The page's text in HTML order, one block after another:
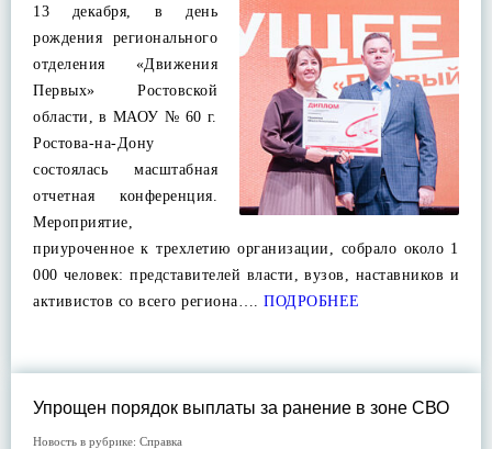
13 декабря, в день
рождения регионального
отделения «Движения
Первых» Ростовской
области, в МАОУ № 60 г.
Ростова-на-Дону
состоялась масштабная
отчетная конференция.
Мероприятие,
приуроченное к трехлетию организации, собрало около 1
000 человек: представителей власти, вузов, наставников и
активистов со всего региона…. ПОДРОБНЕЕ
Упрощен порядок выплаты за ранение в зоне СВО
Новость в рубрике: Справка